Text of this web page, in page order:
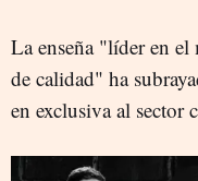
La enseña "líder en el
de calidad" ha
en exclusiva al sector